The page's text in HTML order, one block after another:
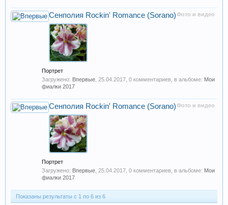
Фото и видео
Сенполия Rockin' Romance (Sorano)
Портрет
Загружено: Впервые 25.04.2017 , 0 комментариев, в альбоме: Мои
фиалки 2017
Фото и видео
Сенполия Rockin' Romance (Sorano)
Портрет
Загружено: Впервые 25.04.2017 , 0 комментариев, в альбоме: Мои
фиалки 2017
Показаны результаты с 1 по 6 из 6